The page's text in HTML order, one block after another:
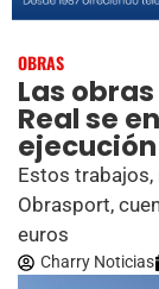
OBRAS
Las
Real se
ejecución
Estos trabajos,
Obrasport,
euros
Charry Noticias